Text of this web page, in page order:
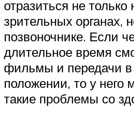
отразиться не только
зрительных органах,
позвоночнике. Если
длительное время
фильмы и передачи в
положении, то у него
такие проблемы со